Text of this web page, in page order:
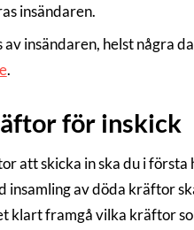
insändaren.
av insändaren, helst några
.
för inskick
att skicka in ska du i första
insamling av döda kräftor
klart framgå vilka kräftor